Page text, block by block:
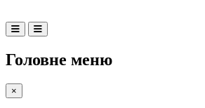
Головне меню
×